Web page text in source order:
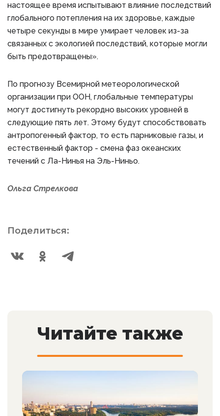
настоящее время испытывают влияние последствий
глобального потепления на их здоровье, каждые
четыре секунды в мире умирает человек из-за
связанных с экологией последствий, которые могли
быть предотвращены».
По прогнозу Всемирной метеорологической
организации при ООН, глобальные температуры
могут достигнуть рекордно высоких уровней в
следующие пять лет. Этому будут способствовать
антропогенный фактор, то есть парниковые газы, и
естественный фактор - смена фаз океанских
течений с Ла-Нинья на Эль-Ниньо.
Ольга Стрелкова
Поделиться:
Читайте также